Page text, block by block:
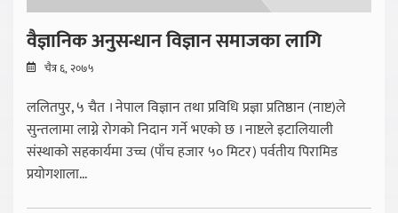
वैज्ञानिक अनुसन्धान विज्ञान समाजका लागि
चैत्र ६, २०७५
ललितपुर, ५ चैत । नेपाल विज्ञान तथा प्रविधि प्रज्ञा प्रतिष्ठान (नाष्ट)ले
सुन्तलामा लाग्ने रोगको निदान गर्ने भएको छ । नाष्टले इटालियाली
संस्थाको सहकार्यमा उच्च (पाँच हजार ५० मिटर) पर्वतीय पिरामिड
प्रयोगशाला...